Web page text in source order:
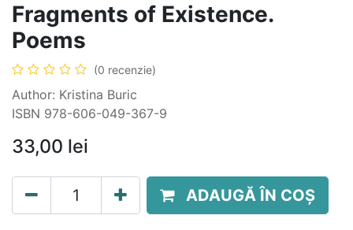
Fragments of Existence.
Poems
(0 recenzie)
Author: Kristina Buric
ISBN 978-606-049-367-9
33,00 lei
ADAUGĂ ÎN COȘ